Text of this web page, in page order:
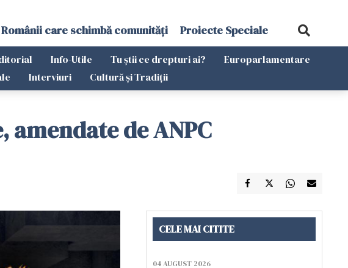
Românii care schimbă comunități Proiecte Speciale
Info-Utile Tu știi ce drepturi ai?
Europarlamentare
Interviuri Cultură și Tradiții
de ANPC
CELE MAI CITITE
04 AUGUST 2026